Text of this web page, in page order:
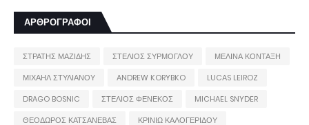
ΑΡΘΡΟΓΡΑΦΟΙ
ΣΤΡΑΤΗΣ ΜΑΖΙΔΗΣ ΣΤΕΛΙΟΣ ΣΥΡΜΟΓΛΟΥ
ΜΕΛΙΝΑ ΚΟΝΤΑΞΗ
ΜΙΧΑΗΛ ΣΤΥΛΙΑΝΟΥ
ANDREW KORYBKO
LUCAS LEIROZ
DRAGO BOSNIC
ΣΤΕΛΙΟΣ ΦΕΝΕΚΟΣ
MICHAEL SNYDER
ΘΕΟΔΩΡΟΣ ΚΑΤΣΑΝΕΒΑΣ
ΚΡΙΝΙΩ ΚΑΛΟΓΕΡΙΔΟΥ